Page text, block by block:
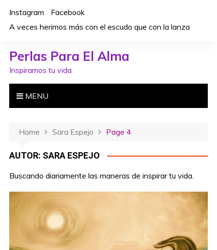
Instagram
Facebook
A veces herimos más con el escudo que con la lanza
Perlas Para El Alma
Inspiramos tu vida
MENU
Home Sara Espejo Page 4
AUTOR: SARA ESPEJO
Buscando diariamente las maneras de inspirar tu vida.